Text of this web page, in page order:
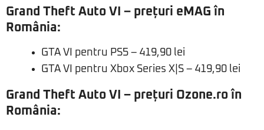
Grand Theft Auto VI – prețuri eMAG în
România:
GTA VI pentru PS5 – 419,90 lei
GTA VI pentru Xbox Series X|S – 419,90 lei
Grand Theft Auto VI – prețuri Ozone.ro în
România: